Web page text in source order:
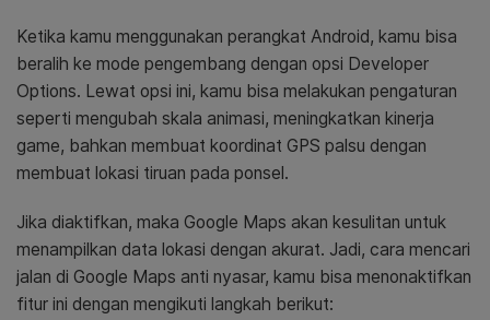
Ketika kamu menggunakan perangkat Android, kamu bisa
beralih ke mode pengembang dengan opsi Developer
Options. Lewat opsi ini, kamu bisa melakukan pengaturan
seperti mengubah skala animasi, meningkatkan kinerja
game, bahkan membuat koordinat GPS palsu dengan
membuat lokasi tiruan pada ponsel.
Jika diaktifkan, maka Google Maps akan kesulitan untuk
menampilkan data lokasi dengan akurat. Jadi, cara mencari
jalan di Google Maps anti nyasar, kamu bisa menonaktifkan
fitur ini dengan mengikuti langkah berikut: